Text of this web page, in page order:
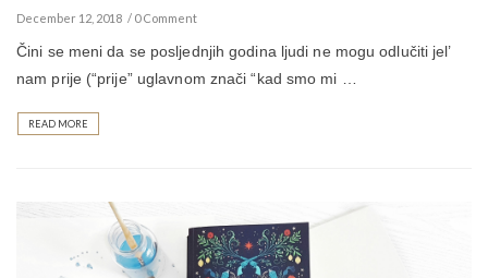
December 12, 2018 0 Comment
Čini se meni da se posljednjih godina ljudi ne mogu odlučiti jel’
nam prije (“prije” uglavnom znači “kad smo mi …
READ MORE